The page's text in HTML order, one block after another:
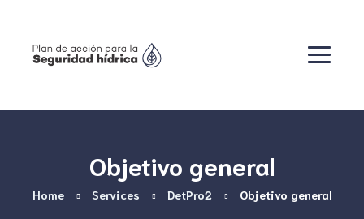
Objetivo general
Home Services DetPro2 Objetivo general